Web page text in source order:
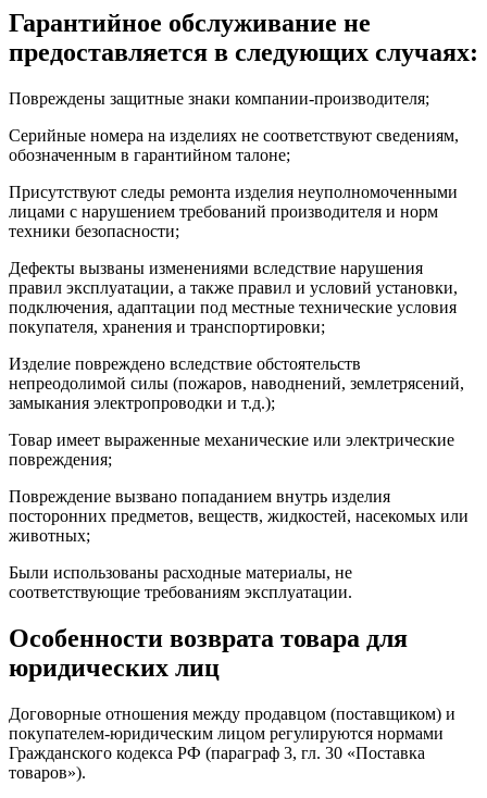
Гарантийное обслуживание не
предоставляется в следующих случаях:
Повреждены защитные знаки компании-производителя;
Серийные номера на изделиях не соответствуют сведениям,
обозначенным в гарантийном талоне;
Присутствуют следы ремонта изделия неуполномоченными
лицами с нарушением требований производителя и норм
техники безопасности;
Дефекты вызваны изменениями вследствие нарушения
правил эксплуатации, а также правил и условий установки,
подключения, адаптации под местные технические условия
покупателя, хранения и транспортировки;
Изделие повреждено вследствие обстоятельств
непреодолимой силы (пожаров, наводнений, землетрясений,
замыкания электропроводки и т.д.);
Товар имеет выраженные механические или электрические
повреждения;
Повреждение вызвано попаданием внутрь изделия
посторонних предметов, веществ, жидкостей, насекомых или
животных;
Были использованы расходные материалы, не
соответствующие требованиям эксплуатации.
Особенности возврата товара для
юридических лиц
Договорные отношения между продавцом (поставщиком) и
покупателем-юридическим лицом регулируются нормами
Гражданского кодекса РФ (параграф 3, гл. 30 «Поставка
товаров»).